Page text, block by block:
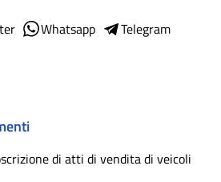
Whatsapp
Telegram
di atti di vendita di veicoli